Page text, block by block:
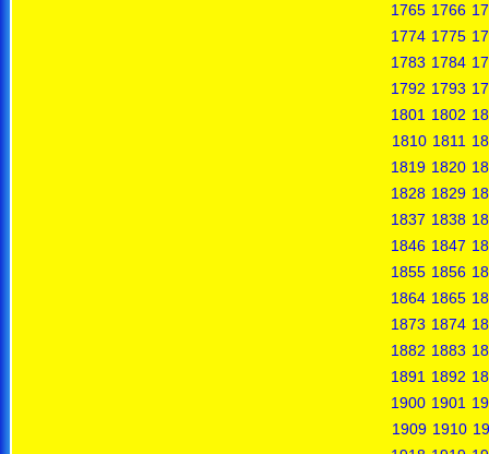
1765 1766
1774 1775
1783 1784
1792 1793
1801 1802
1810 1811
1819 1820
1828 1829
1837 1838
1846 1847
1855 1856
1864 1865
1873 1874
1882 1883
1891 1892
1900 1901
1909 1910